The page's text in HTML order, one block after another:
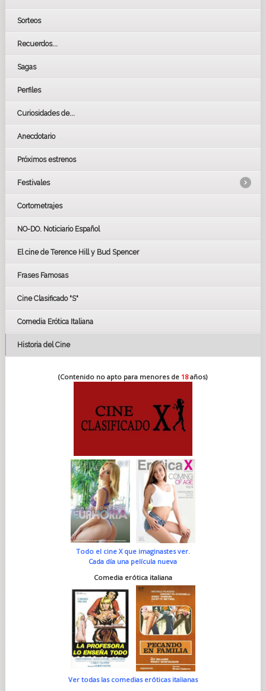
Sorteos
Recuerdos...
Sagas
Perfiles
Curiosidades de...
Anecdotario
Próximos estrenos
Festivales
LOS OSCARS
GOYAS
BAFTA
Cortometrajes
NO-DO. Noticiario Español
El cine de Terence Hill y Bud Spencer
Frases Famosas
Cine Clasificado "S"
Comedia Erótica Italiana
Historia del Cine
(Contenido no apto para menores de 18años)
Todo el cine X que imaginastes ver.
Cada día una película nueva
Comedia erótica italiana
Ver todas las comedias eróticas italianas